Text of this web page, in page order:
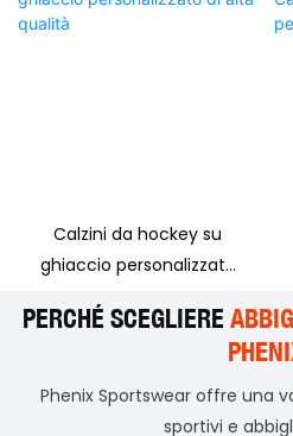
Calzini da hockey su
ghiaccio personalizzato
PERCHÉ SCEGLIERE
Phenix Sportswear offre una
sportivi e